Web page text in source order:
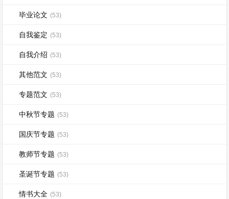
毕业论文 (53)
自我鉴定 (53)
自我介绍 (53)
其他范文 (53)
专题范文 (53)
中秋节专题 (53)
国庆节专题 (53)
教师节专题 (53)
圣诞节专题 (53)
情书大全 (53)